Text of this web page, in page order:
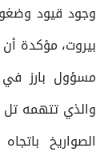
وجود قيود
بيروت، مؤكدة
مسؤول بارز في
والذي تتهمه تل
الصواريخ